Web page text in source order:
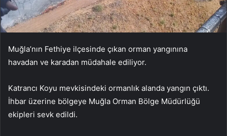
Muğla’nın Fethiye ilçesinde çıkan orman yangınına
havadan ve karadan müdahale ediliyor.
Katrancı Koyu mevkisindeki ormanlık alanda yangın çıktı.
İhbar üzerine bölgeye Muğla Orman Bölge Müdürlüğü
ekipleri sevk edildi.